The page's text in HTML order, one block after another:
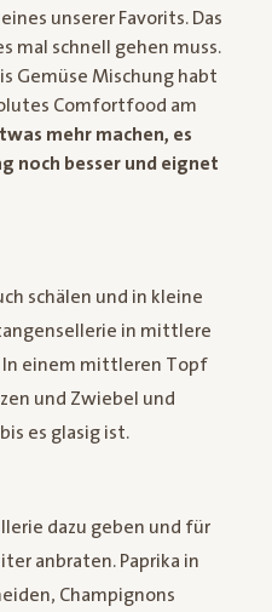
unserer Favorits. Das
mal schnell gehen muss.
Gemüse Mischung habt
Comfortfood am
mehr machen, es
noch besser und eignet
schälen und in kleine
in mittlere
In einem mittleren Topf
und Zwiebel und
es glasig ist.
dazu geben und für
anbraten. Paprika in
Champignons